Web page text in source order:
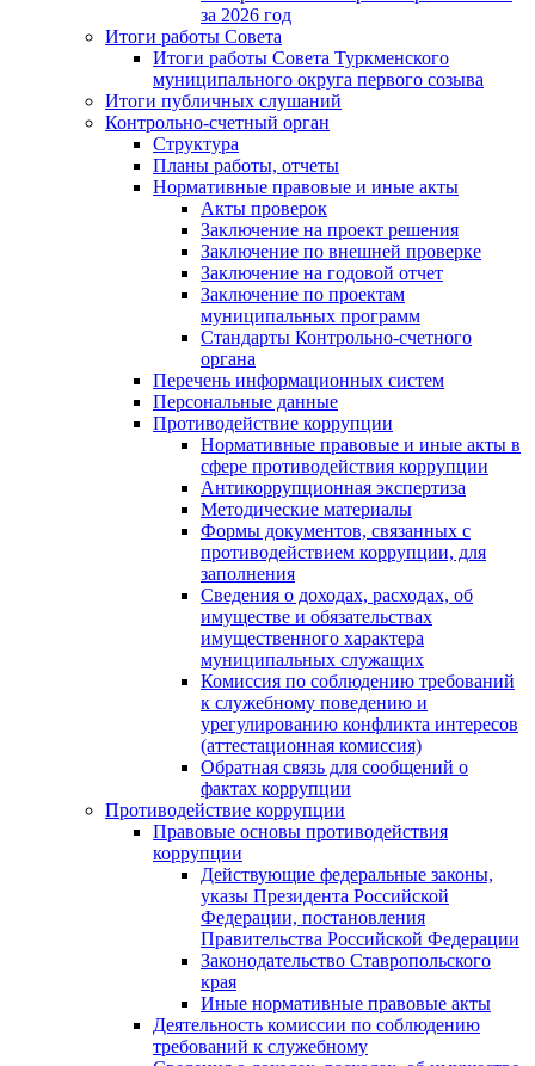
за 2026 год
Итоги работы Совета
Итоги работы Совета Туркменского
муниципального округа первого созыва
Итоги публичных слушаний
Контрольно-счетный орган
Структура
Планы работы, отчеты
Нормативные правовые и иные акты
Акты проверок
Заключение на проект решения
Заключение по внешней проверке
Заключение на годовой отчет
Заключение по проектам
муниципальных программ
Стандарты Контрольно-счетного
органа
Перечень информационных систем
Персональные данные
Противодействие коррупции
Нормативные правовые и иные акты в
сфере противодействия коррупции
Антикоррупционная экспертиза
Методические материалы
Формы документов, связанных с
противодействием коррупции, для
заполнения
Сведения о доходах, расходах, об
имуществе и обязательствах
имущественного характера
муниципальных служащих
Комиссия по соблюдению требований
к служебному поведению и
урегулированию конфликта интересов
(аттестационная комиссия)
Обратная связь для сообщений о
фактах коррупции
Противодействие коррупции
Правовые основы противодействия
коррупции
Действующие федеральные законы,
указы Президента Российской
Федерации, постановления
Правительства Российской Федерации
Законодательство Ставропольского
края
Иные нормативные правовые акты
Деятельность комиссии по соблюдению
требований к служебному